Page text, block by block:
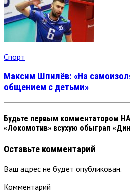
Спорт
Максим Шпилёв: «На
общением с детьми»
Будьте первым комментатором
«Локомотив» всухую обыграл
Оставьте комментарий
Ваш адрес не будет опубликован.
Комментарий